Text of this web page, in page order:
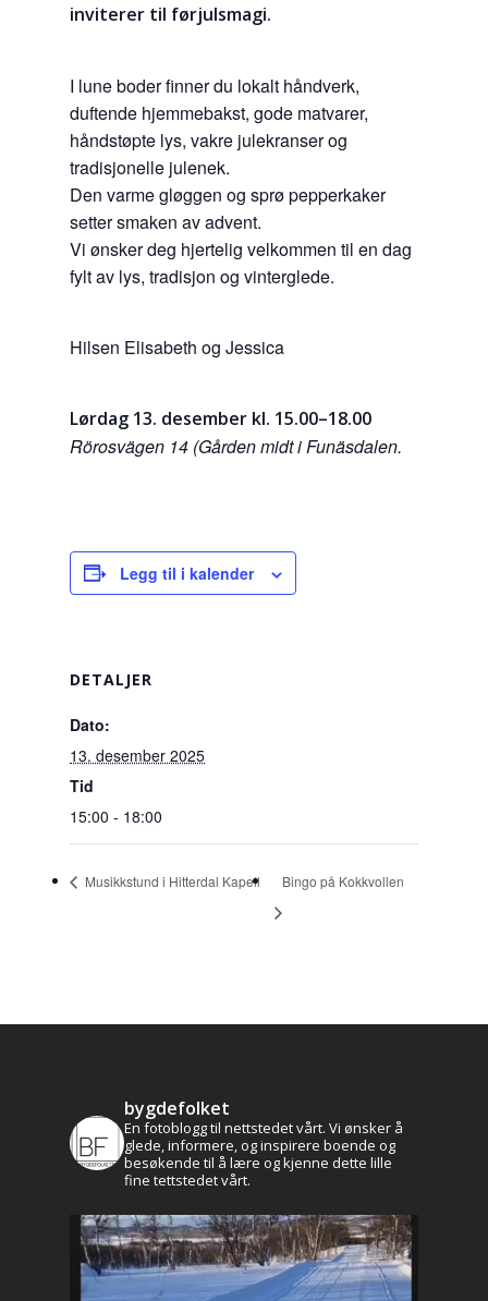
inviterer til førjulsmagi.
I lune boder finner du lokalt håndverk,
duftende hjemmebakst, gode matvarer,
håndstøpte lys, vakre julekranser og
tradisjonelle julenek.
Den varme gløggen og sprø pepperkaker
setter smaken av advent.
Vi ønsker deg hjertelig velkommen til en dag
fylt av lys, tradisjon og vinterglede.
Hilsen Elisabeth og Jessica
Lørdag 13. desember kl. 15.00–18.00
Rörosvägen 14 (Gården midt i Funäsdalen.
Legg til i kalender
DETALJER
Dato:
13. desember 2025
Tid
15:00 - 18:00
Musikkstund i Hitterdal Kapell Bingo på Kokkvollen
bygdefolket
En fotoblogg til nettstedet vårt. Vi ønsker å
glede, informere, og inspirere boende og
besøkende til å lære og kjenne dette lille
fine tettstedet vårt.
Aktuelt